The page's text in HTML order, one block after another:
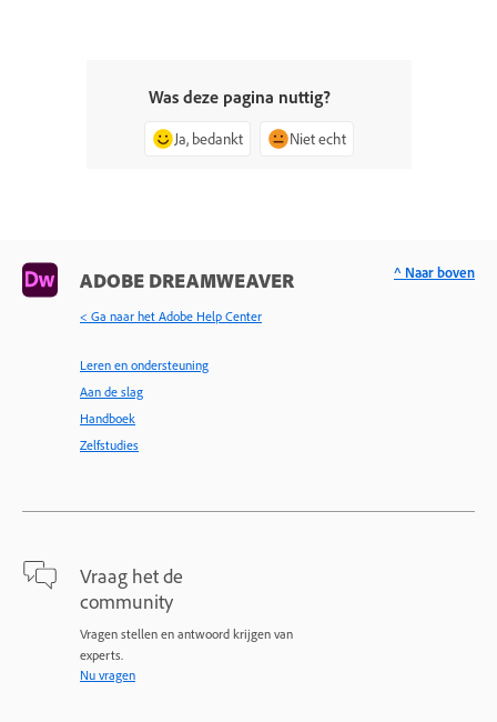
Was deze pagina nuttig?
Ja, bedankt Niet echt
ADOBE DREAMWEAVER
< Ga naar het Adobe Help Center
Leren en ondersteuning
Aan de slag
Handboek
Zelfstudies
Vraag het de
community
Vragen stellen en antwoord krijgen van
experts.
Nu vragen
^ Naar boven